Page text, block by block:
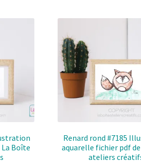
Boîte
Renard rond #7185
aquarelle fichier pdf
ateliers